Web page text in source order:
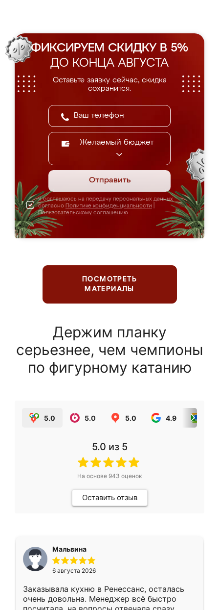
ФИКСИРУЕМ СКИДКУ В 5%
ДО КОНЦА АВГУСТА
Оставьте заявку сейчас, скидка
сохранится.
Желаемый бюджет
Отправить
Я соглашаюсь на передачу персональных данных
согласно Политике конфиденциальности
Пользовательскому соглашению
ПОСМОТРЕТЬ
МАТЕРИАЛЫ
Держим планку
серьезнее, чем чемпионы
по фигурному катанию
5.0 5.0 5.0 4.9
5.0 из 5
На основе 943 оценок
Оставить отзыв
Мальвина
6 августа 2026
Заказывала кухню в Ренессанс, осталась
очень довольна. Менеджер всё быстро